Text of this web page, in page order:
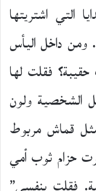
التي اشتريتها
داخل اليأس
فقلت لها
الشخصية ولون
مثل قماش مربوط
حزام ثوب أمي